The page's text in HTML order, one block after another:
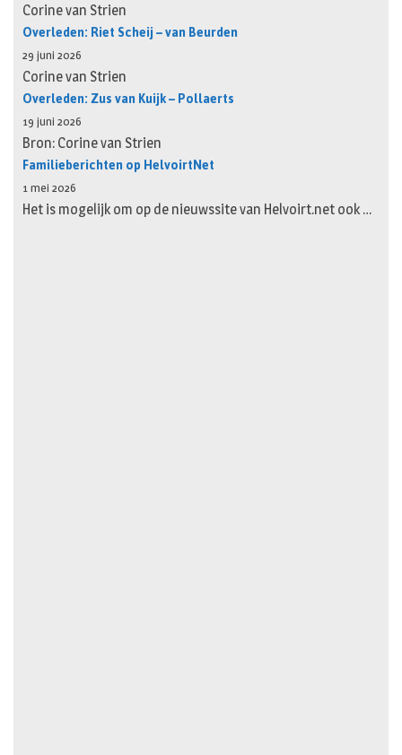
Corine van Strien
Overleden: Riet Scheij – van Beurden
29 juni 2026
Corine van Strien
Overleden: Zus van Kuijk – Pollaerts
19 juni 2026
Bron: Corine van Strien
Familieberichten op HelvoirtNet
1 mei 2026
Het is mogelijk om op de nieuwssite van Helvoirt.net ook …